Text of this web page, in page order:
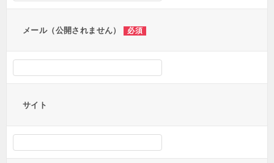
メール（公開されません） 必須
サイト